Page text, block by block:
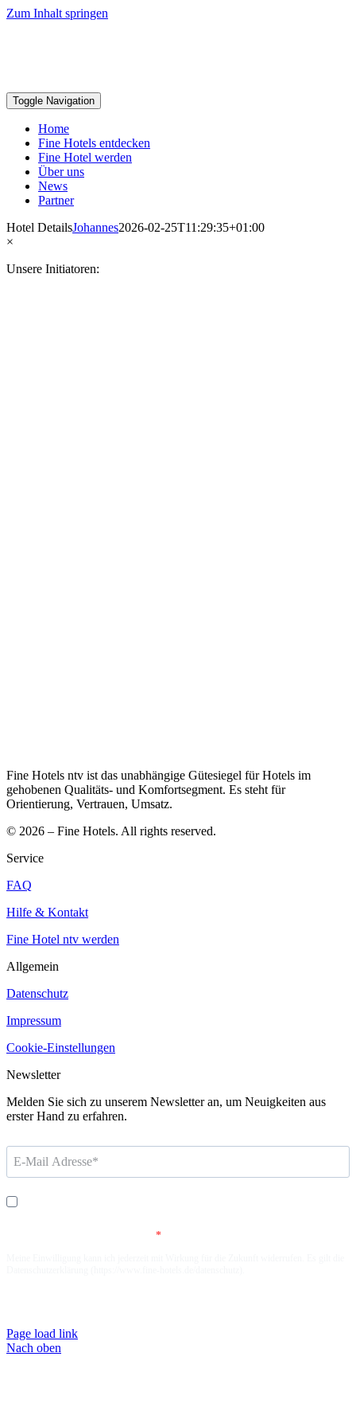
Zum Inhalt springen
Toggle Navigation
Home
Fine Hotels entdecken
Fine Hotel werden
Über uns
News
Partner
Hotel DetailsJohannes2026-02-25T11:29:35+01:00
×
Unsere Initiatoren:
Fine Hotels ntv ist das unabhängige Gütesiegel für Hotels im
gehobenen Qualitäts- und Komfortsegment. Es steht für
Orientierung, Vertrauen, Umsatz.
© 2026 – Fine Hotels. All rights reserved.
Service
FAQ
Hilfe & Kontakt
Fine Hotel ntv werden
Allgemein
Datenschutz
Impressum
Cookie-Einstellungen
Newsletter
Melden Sie sich zu unserem Newsletter an, um Neuigkeiten aus
erster Hand zu erfahren.
Page load link
Nach oben